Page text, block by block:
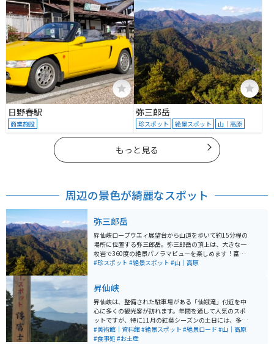
日野春駅
商業施設
弥三郎岳
珍スポット 絶景スポット 山｜高原
もっと見る
周辺の景色が綺麗なスポット
弥三郎岳
昇仙峡ロープウエィ展望台から山道を歩いて約15分程の
場所に位置する弥三郎岳。弥三郎岳の頂上は、大きな一
枚岩で360度の絶景パノラマビューを楽しめます！富士
山・甲府盆地・白砂山・南アルプス・金峰山・荒川ダム
ていて、最大のパワースポットとして知られています。
#珍スポット #絶景スポット #山｜高原
昇仙峡
昇仙峡は、整備された駐車場がある「仙娥滝」付近を中
心に多くの観光客が訪れます。年間を通して人気のスポ
ットですが、特に11月の紅葉シーズンの土日には、多く
のライダーが訪れるため、周辺の道路も渋滞することが
あります。そのため、県営の駐車場や、観光施設や土産
#美術館｜資料館#絶景スポット #絶景ロード #山｜高原
#食事処 #お土産